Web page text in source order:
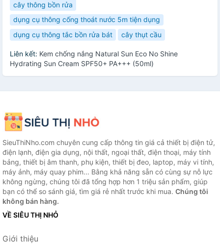
cây thông bồn rửa
dụng cụ thông cống thoát nước 5m tiện dụng
dụng cụ thông tắc bồn rửa bát
cây thụt cầu
Liên kết: Kem chống nắng Natural Sun Eco No Shine
Hydrating Sun Cream SPF50+ PA+++ (50ml)
SieuThiNho.com chuyên cung cấp thông tin giá cả thiết bị điện tử,
điện lạnh, điện gia dụng, nội thất, ngoại thất, điện thoại, máy tính
bảng, thiết bị âm thanh, phụ kiện, thiết bị đeo, laptop, máy vi tính,
máy ảnh, máy quay phim... Bằng khả năng sẵn có cùng sự nỗ lực
không ngừng, chúng tôi đã tổng hợp hơn 1 triệu sản phẩm, giúp
bạn có thể so sánh giá, tìm giá rẻ nhất trước khi mua. Chúng tôi
không bán hàng.
VỀ SIÊU THỊ NHỎ
Giới thiệu